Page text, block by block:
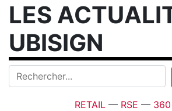
LES
UBISIGN
RETAIL — RSE — 360